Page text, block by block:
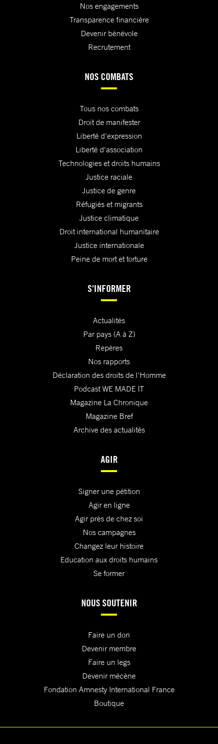
Nos engagements
Transparence financière
Devenir bénévole
Recrutement
NOS COMBATS
Tous nos combats
Droit de manifester
Liberté d'expression
Liberté d'association
Technologies et droits humains
Justice raciale
Justice de genre
Réfugiés et migrants
Justice climatique
Droit international humanitaire
Justice internationale
Peine de mort et torture
S'INFORMER
Actualités
Par pays (A à Z)
Repères
Nos rapports
Déclaration des droits de l'Homme
Podcast WE MADE IT
Magazine La Chronique
Magazine Bref
Archive des actualités
AGIR
Signer une pétition
Agir en ligne
Agir près de chez soi
Nos campagnes
Changez leur histoire
Education aux droits humains
Se former
NOUS SOUTENIR
Faire un don
Devenir membre
Faire un legs
Devenir mécène
Fondation Amnesty International France
Boutique